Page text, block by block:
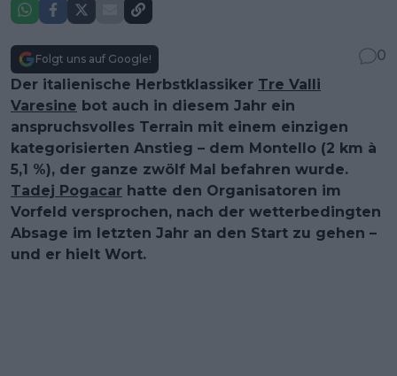
Folgt uns auf Google!
0
Der italienische Herbstklassiker Tre Valli
Varesine bot auch in diesem Jahr ein
anspruchsvolles Terrain mit einem einzigen
kategorisierten Anstieg – dem Montello (2 km à
5,1 %), der ganze zwölf Mal befahren wurde.
Tadej Pogacar hatte den Organisatoren im
Vorfeld versprochen, nach der wetterbedingten
Absage im letzten Jahr an den Start zu gehen –
und er hielt Wort.